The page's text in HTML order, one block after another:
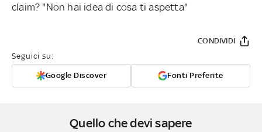
claim? "Non hai idea di cosa ti aspetta"
Seguici su:
Google Discover Fonti Preferite
CONDIVIDI
Quello che devi sapere